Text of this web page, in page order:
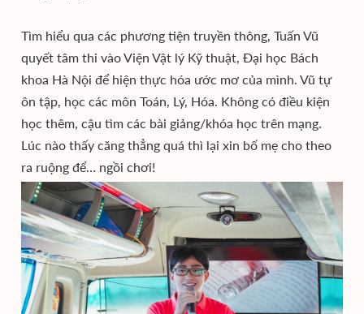
Tìm hiểu qua các phương tiện truyền thông, Tuấn Vũ
quyết tâm thi vào Viện Vật lý Kỹ thuật, Đại học Bách
khoa Hà Nội để hiện thực hóa ước mơ của mình. Vũ tự
ôn tập, học các môn Toán, Lý, Hóa. Không có điều kiện
học thêm, cậu tìm các bài giảng/khóa học trên mạng.
Lúc nào thấy căng thẳng quá thì lại xin bố mẹ cho theo
ra ruộng để… ngồi chơi!